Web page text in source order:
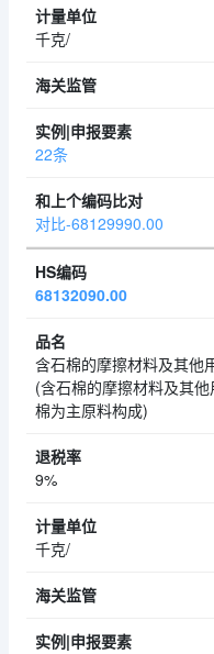
千克/
22条
对比-68129990.00
68132090.00
含石棉的摩擦材料及其他
(含石棉的摩擦材料及其
棉为主原料构成)
9%
千克/